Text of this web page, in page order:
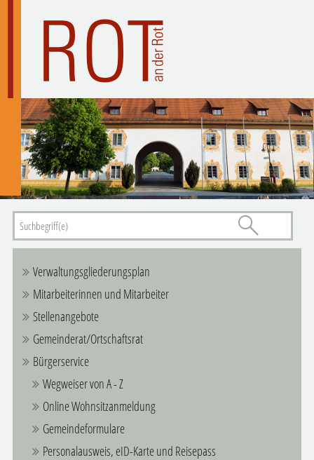
Verwaltungsgliederungsplan
Mitarbeiterinnen und Mitarbeiter
Stellenangebote
Gemeinderat/Ortschaftsrat
Bürgerservice
Wegweiser von A - Z
Online Wohnsitzanmeldung
Gemeindeformulare
Personalausweis, eID-Karte und Reisepass